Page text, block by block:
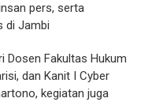
pers, serta
di Jambi
Dosen Fakultas Hukum
dan Kanit I Cyber
kegiatan juga